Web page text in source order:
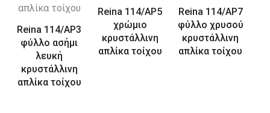
Reina 114/AP3
φύλλο ασήμι
λευκή
κρυστάλλινη
απλίκα τοίχου
Reina 114/AP5
χρώμιο
κρυστάλλινη
απλίκα τοίχου
Reina 114/AP7
φύλλο χρυσού
κρυστάλλινη
απλίκα τοίχου